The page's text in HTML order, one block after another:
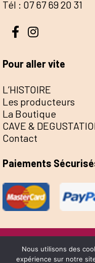
Tél : 07 67 69 20 31
Pour aller vite
L’HISTOIRE
Les producteurs
La Boutique
CAVE &
Contact
Paiements
@Escale de la Save
Nous utilisons des
expérience sur notre